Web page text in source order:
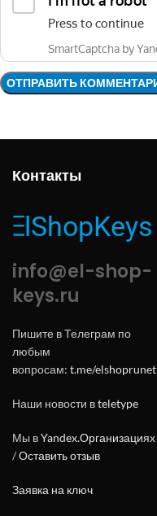
Контакты
info@el-shop-
keys.ru
Пишите в Телеграм по
любым
вопросам: t.me/elshoprunet
Наши новости вteletype
Мы вYandex.Организациях
/Оставить отзыв
Заявка на ключ